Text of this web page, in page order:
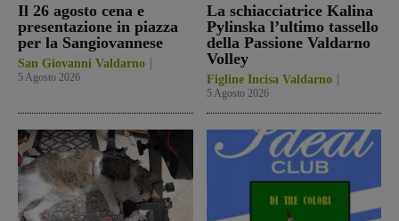
Il 26 agosto cena e
presentazione in piazza
per la Sangiovannese
San Giovanni Valdarno
5 Agosto 2026
La schiacciatrice Kalina
Pylinska l’ultimo tassello
della Passione Valdarno
Volley
Figline Incisa Valdarno
5 Agosto 2026